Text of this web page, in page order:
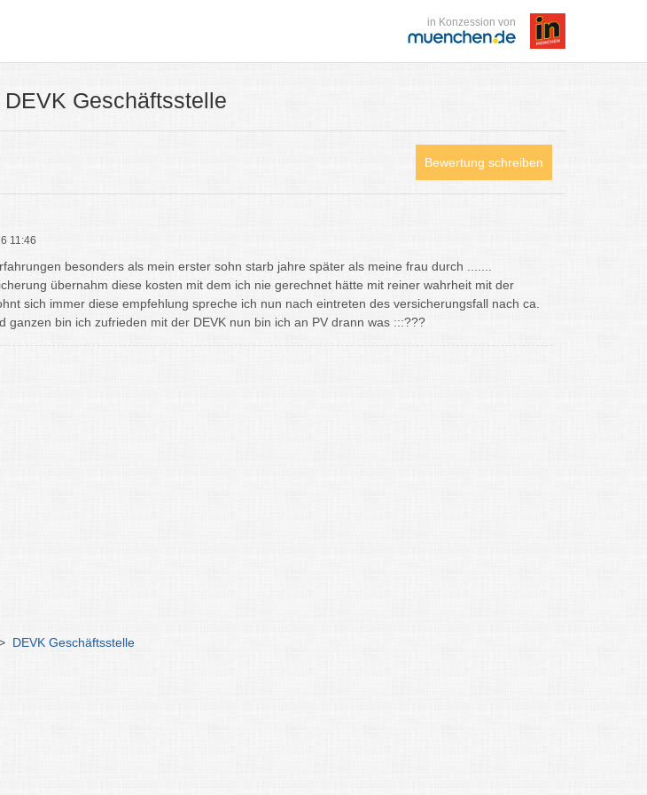
in Konzession von
Geschäftsstelle
Bewertung schreiben
11:46
besonders als mein erster sohn starb jahre später als meine frau durch .......
übernahm diese kosten mit dem ich nie gerechnet hätte mit reiner wahrheit mit der
sich immer diese empfehlung spreche ich nun nach eintreten des versicherungsfall nach ca.
ganzen bin ich zufrieden mit der DEVK nun bin ich an PV drann was :::???
DEVK Geschäftsstelle